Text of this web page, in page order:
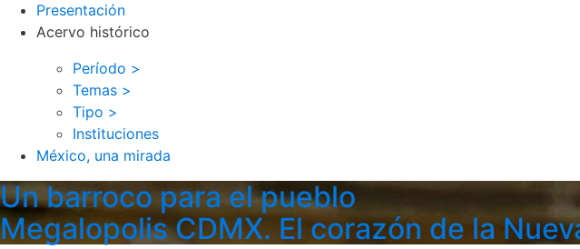
Presentación
Acervo histórico
Período >
Temas >
Tipo >
Instituciones
México, una mirada
Un barroco para el pueblo
Megalopolis CDMX. El corazón de la